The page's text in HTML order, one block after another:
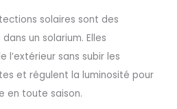
solaires sont des
un solarium. Elles
sans subir les
et régulent la luminosité pour
en toute saison.